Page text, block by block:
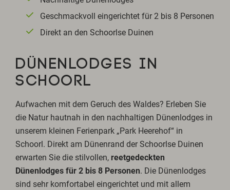
Geschmackvoll eingerichtet für 2 bis 8 Personen
Direkt an den Schoorlse Duinen
DÜNENLODGES IN
SCHOORL
Aufwachen mit dem Geruch des Waldes? Erleben Sie
die Natur hautnah in den nachhaltigen Dünenlodges in
unserem kleinen Ferienpark „Park Heerehof“ in
Schoorl. Direkt am Dünenrand der Schoorlse Duinen
erwarten Sie die stilvollen, reetgedeckten
Dünenlodges für 2 bis 8 Personen. Die Dünenlodges
sind sehr komfortabel eingerichtet und mit allem